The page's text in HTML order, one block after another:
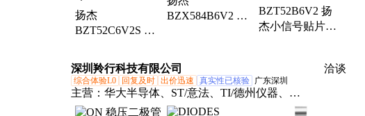
扬杰
BZT52C6V2S 贴
极管6.2V SOD-
323封装塑封 丝
印WA
BZX584B6V2 贴
523封装 丝印A2
BZT52B6V2 扬
杰小信号贴片稳
0.5W 丝印2WA
深圳羚行科技有限公司
洽谈
综合体验L0 回复及时 出价迅速 真实性已核验 广东深圳
主营： 华大半导体、ST/意法、TI/德州仪器、
BZX84C6V2LT1G、NXP/恩智浦、LINEAR/凌特、